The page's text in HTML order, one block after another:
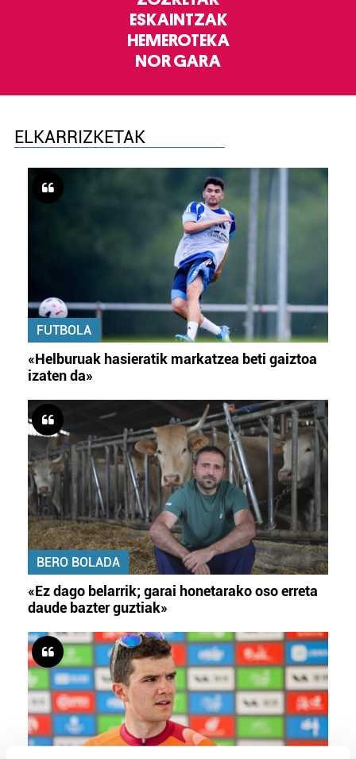
ESKAINTZAK
HEMEROTEKA
NOR GARA
ELKARRIZKETAK
FUTBOLA
«Helburuak hasieratik markatzea beti gaiztoa
izaten da»
BERO BOLADA
«Ez dago belarrik; garai honetarako oso erreta
daude bazter guztiak»